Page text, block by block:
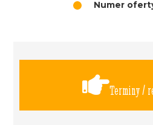
Numer
Terminy /